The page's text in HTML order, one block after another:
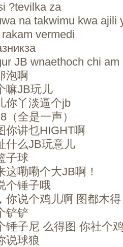
?tevilka za
na takwimu kwa ajili
vermedi
JB wnaethoch chi am
泡啊
嘛JB玩儿
你丫淡逼个jb
全是一声）
你讲乜HIGHT啊
什么JB玩意儿
子球
嘞嘞个大JB啊！
个锤子哦
你说个鸡儿啊 图都木
铲铲
锤子尼 么得图 你社个
说球狼